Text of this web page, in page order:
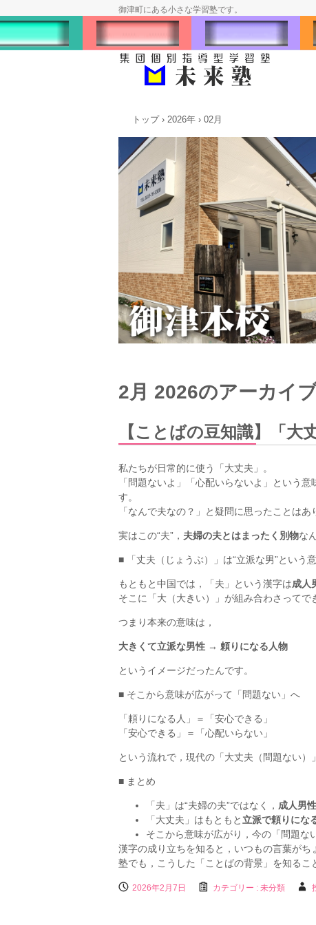
御津町にある小さな学習塾です。
トップ › 2026年 › 02月
2月 2026のアーカイ
【ことばの豆知識】「大
私たちが日常的に使う「大丈夫」。
「問題ないよ」「心配いらないよ」という
す。
「なんで夫なの？」と疑問に思ったことはあ
実はこの“夫”， 夫婦の夫とはまったく別物な
■ 「丈夫（じょうぶ）」は“立派な男”という
もともと中国では，「夫」という漢字は成人
そこに「大（大きい）」が組み合わさってで
つまり本来の意味は，
大きくて立派な男性 → 頼りになる人物
というイメージだったんです。
■ そこから意味が広がって「問題ない」へ
「頼りになる人」＝「安心できる」
「安心できる」＝「心配いらない」
という流れで，現代の「大丈夫（問題ない）
■ まとめ
「夫」は“夫婦の夫”ではなく， 成人男
「大丈夫」はもともと 立派で頼りにな
そこから意味が広がり，今の「問題な
漢字の成り立ちを知ると，いつもの言葉がち
塾でも，こうした「ことばの背景」を知るこ
2026年2月7日 カテゴリー : 未分類